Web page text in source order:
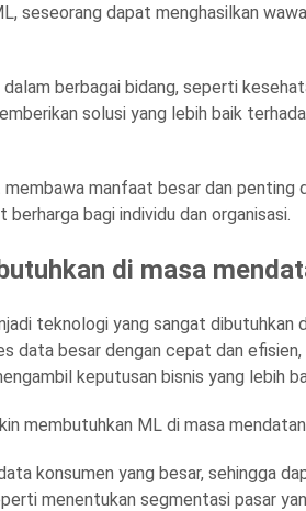
seseorang dapat menghasilkan
berbagai bidang, seperti
solusi yang lebih baik
manfaat besar dan penting
bagi individu dan organisasi.
di masa
teknologi yang sangat dibutuhkan
data besar dengan cepat dan
keputusan bisnis yang lebih
membutuhkan ML di masa
konsumen yang besar, sehingga
menentukan segmentasi pasar